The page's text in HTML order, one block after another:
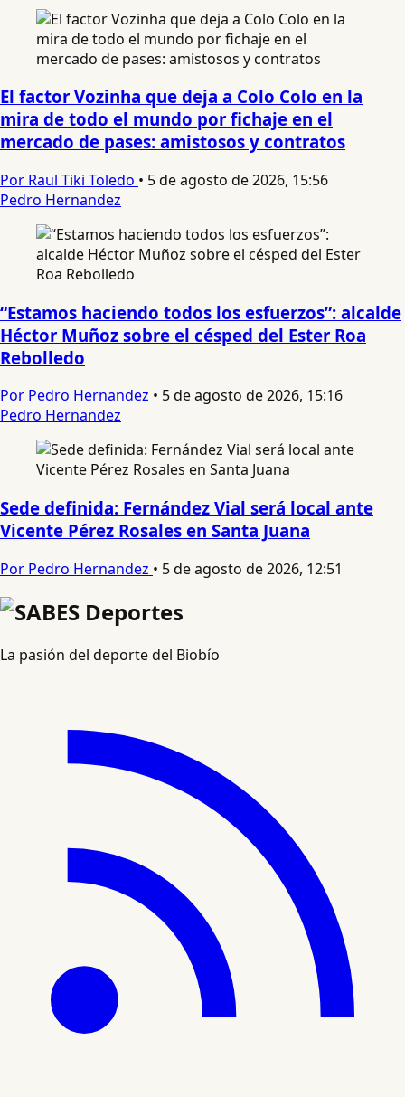
El factor Vozinha que deja a Colo Colo en la
mira de todo el mundo por fichaje en el
mercado de pases: amistosos y contratos
Por Raul Tiki Toledo • 5 de agosto de 2026, 15:56
Pedro Hernandez
“Estamos haciendo todos los esfuerzos”: alcalde
Héctor Muñoz sobre el césped del Ester Roa
Rebolledo
Por Pedro Hernandez • 5 de agosto de 2026, 15:16
Pedro Hernandez
Sede definida: Fernández Vial será local ante
Vicente Pérez Rosales en Santa Juana
Por Pedro Hernandez • 5 de agosto de 2026, 12:51
La pasión del deporte del Biobío